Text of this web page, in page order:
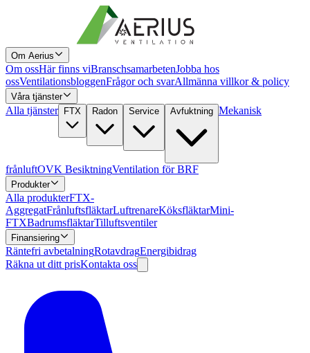
Om Aerius
Om ossHär finns viBranschsamarbetenJobba hos
ossVentilationsbloggenFrågor och svarAllmänna villkor & policy
Våra tjänster
Alla tjänster FTX Radon Service Avfuktning Mekanisk
frånluftOVK BesiktningVentilation för BRF
Produkter
Alla produkterFTX-
AggregatFrånluftsfläktarLuftrenareKöksfläktarMini-
FTXBadrumsfläktarTilluftsventiler
Finansiering
Räntefri avbetalningRotavdragEnergibidrag
Räkna ut ditt prisKontakta oss